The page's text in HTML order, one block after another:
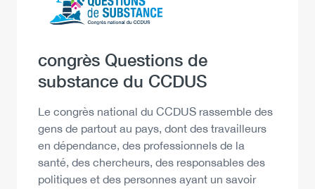
Heading
congrès Questions de
substance du CCDUS
Description
Le congrès national du CCDUS rassemble des
gens de partout au pays, dont des travailleurs
en dépendance, des professionnels de la
santé, des chercheurs, des responsables des
politiques et des personnes ayant un savoir